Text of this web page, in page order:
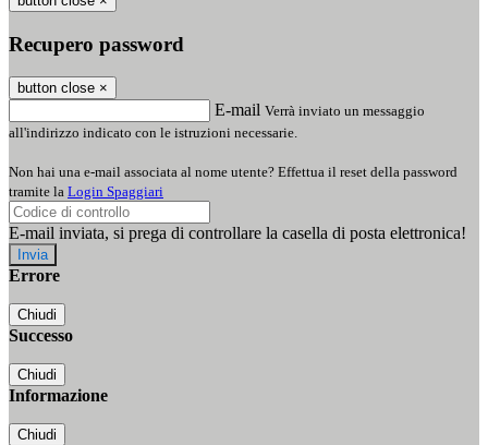
Recupero password
button close ×
E-mail Verrà inviato un messaggio
all'indirizzo indicato con le istruzioni necessarie.
Non hai una e-mail associata al nome utente? Effettua il reset della password
tramite la Login Spaggiari
E-mail inviata, si prega di controllare la casella di posta elettronica!
Errore
Chiudi
Successo
Chiudi
Informazione
Chiudi